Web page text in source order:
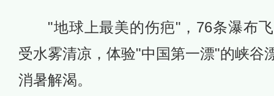
"地球上最美的伤疤"，76条瀑布
受水雾清凉，体验"中国第一漂"的峡谷
消暑解渴。